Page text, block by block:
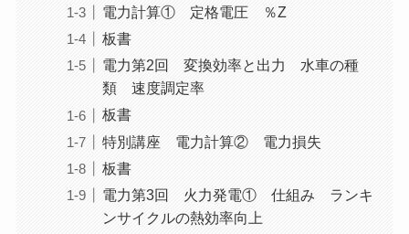
電力計算① 定格電圧 ％Z
板書
電力第2回 変換効率と出力 水車の種
類 速度調定率
板書
特別講座 電力計算② 電力損失
板書
電力第3回 火力発電① 仕組み ランキ
ンサイクルの熱効率向上